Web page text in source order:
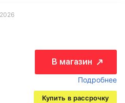
В магазин
Подробнее
Купить в рассрочку